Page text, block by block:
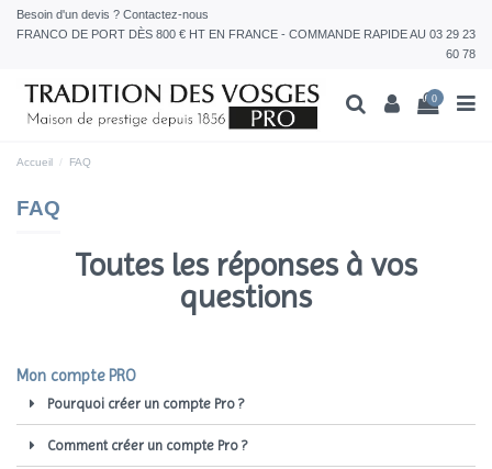
Besoin d'un devis ? Contactez-nous
FRANCO DE PORT DÈS 800 € HT EN FRANCE - COMMANDE RAPIDE AU 03 29 23
60 78
0
Accueil FAQ
FAQ
Toutes les réponses à vos
questions
Mon compte PRO
Pourquoi créer un compte Pro ?
Comment créer un compte Pro ?